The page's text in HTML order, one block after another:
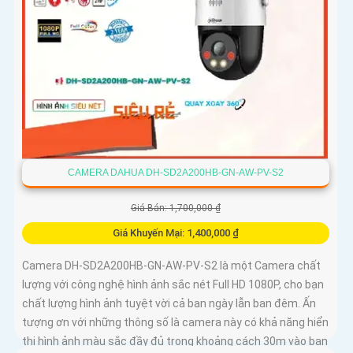
CAMERA DAHUA DH-SD2A200HB-GN-AW-PV-S2
Giá Bán: 1,700,000 ₫
Giá Khuyến Mại: 1,400,000 ₫
Camera DH-SD2A200HB-GN-AW-PV-S2 là một Camera chất
lượng với công nghệ hình ảnh sắc nét Full HD 1080P, cho bạn
chất lượng hình ảnh tuyệt vời cả ban ngày lẫn ban đêm. Ấn
tượng ơn với những thông số là camera này có khả năng hiển
thị hình ảnh màu sắc đầy đủ trong khoảng cách 30m vào ban